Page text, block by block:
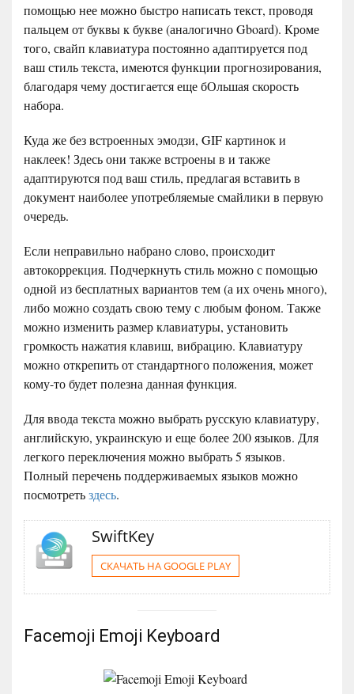
помощью нее можно быстро написать текст, проводя
пальцем от буквы к букве (аналогично Gboard). Кроме
того, свайп клавиатура постоянно адаптируется под
ваш стиль текста, имеются функции прогнозирования,
благодаря чему достигается еще бОльшая скорость
набора.
Куда же без встроенных эмодзи, GIF картинок и
наклеек! Здесь они также встроены в и также
адаптируются под ваш стиль, предлагая вставить в
документ наиболее употребляемые смайлики в первую
очередь.
Если неправильно набрано слово, происходит
автокоррекция. Подчеркнуть стиль можно с помощью
одной из бесплатных вариантов тем (а их очень много),
либо можно создать свою тему с любым фоном. Также
можно изменить размер клавиатуры, установить
громкость нажатия клавиш, вибрацию. Клавиатуру
можно открепить от стандартного положения, может
кому-то будет полезна данная функция.
Для ввода текста можно выбрать русскую клавиатуру,
английскую, украинскую и еще более 200 языков. Для
легкого переключения можно выбрать 5 языков.
Полный перечень поддерживаемых языков можно
посмотретьздесь.
SwiftKey
СКАЧАТЬ НА GOOGLE PLAY
Facemoji Emoji Keyboard